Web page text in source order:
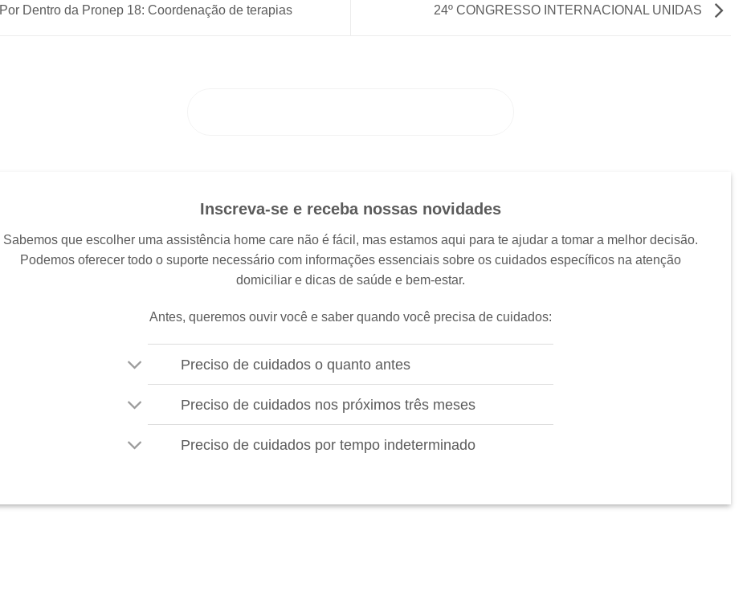
Por Dentro da Pronep 18: Coordenação de terapias 24º CONGRESSO INTERNACIONAL UNIDAS
Inscreva-se e receba nossas novidades
Sabemos que escolher uma assistência home care não é fácil, mas estamos aqui para te ajudar a tomar a melhor decisão.
Podemos oferecer todo o suporte necessário com informações essenciais sobre os cuidados específicos na atenção
domiciliar e dicas de saúde e bem-estar.
Antes, queremos ouvir você e saber quando você precisa de cuidados:
Preciso de cuidados o quanto antes
Preciso de cuidados nos próximos três meses
Preciso de cuidados por tempo indeterminado